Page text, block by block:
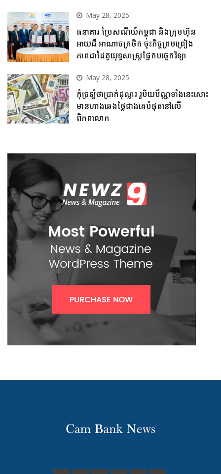
May 28, 2025
ធនាគារ ប្រៃសណីយ៍កម្ពុជា និងក្រុមហ៊ុន
អាយជី អាណាចក្រថិក ចុះកិច្ចព្រមព្រៀង
ភាពជាដៃគូយុទ្ធសាស្ត្រផ្នែកបច្ចេកវិទ្យា
May 28, 2025
កុំច្រឡំថាប្រាក់ដុល្លារ រូបិយប័ណ្ណទាំងនេះសោះ
មានហាងឆេងថ្លៃជាងគេបំផុតនៅលើ
ពិភពលោក